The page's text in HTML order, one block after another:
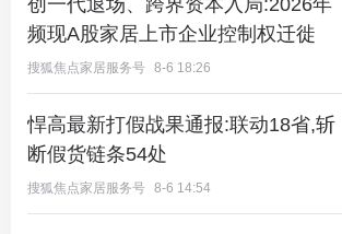
创一代退场、跨界资本入局:2026年
频现A股家居上市企业控制权迁徙
搜狐焦点家居服务号 8-6 18:26
悍高最新打假战果通报:联动18省,斩
断假货链条54处
搜狐焦点家居服务号 8-6 14:54